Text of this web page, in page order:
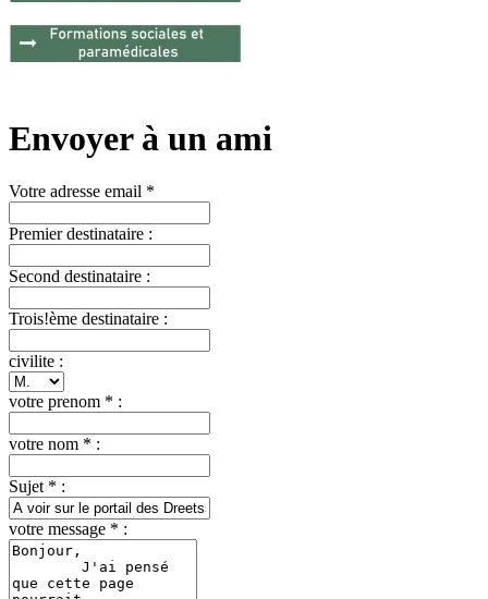
Envoyer à un ami
Votre adresse email *
Premier destinataire :
Second destinataire :
Trois!ème destinataire :
civilite :
votre prenom * :
votre nom * :
Sujet * :
votre message * :